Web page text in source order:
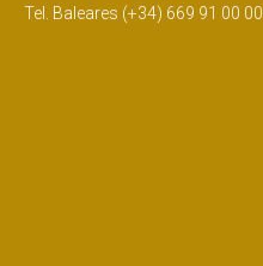
Tel. Baleares (+34) 669 91 00 00